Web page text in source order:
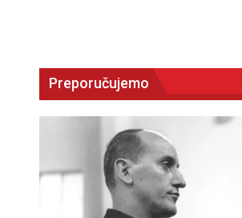
Preporučujemo